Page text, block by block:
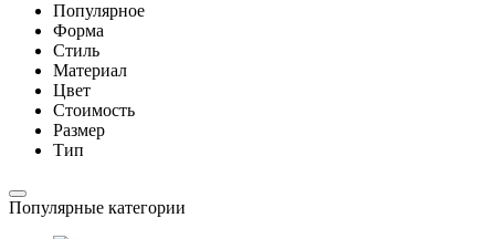
Популярное
Форма
Стиль
Материал
Цвет
Стоимость
Размер
Тип
Популярные категории